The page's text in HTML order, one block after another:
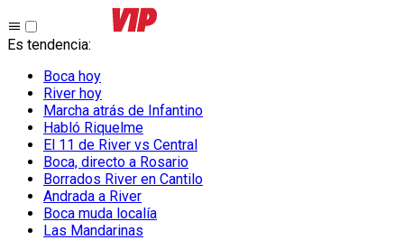
Es tendencia:
Boca hoy
River hoy
Marcha atrás de Infantino
Habló Riquelme
El 11 de River vs Central
Boca, directo a Rosario
Borrados River en Cantilo
Andrada a River
Boca muda localía
Las Mandarinas